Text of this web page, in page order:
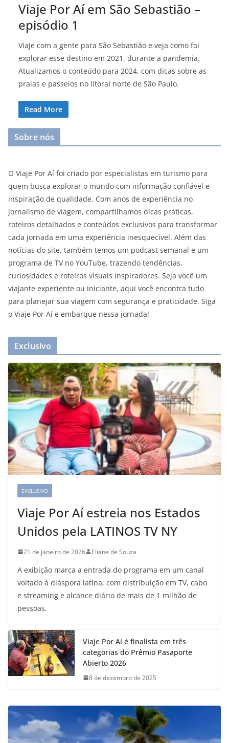
Viaje Por Aí em São Sebastião –
episódio 1
Viaje com a gente para São Sebastião e veja como foi
explorar esse destino em 2021, durante a pandemia.
Atualizamos o conteúdo para 2024, com dicas sobre as
praias e passeios no litoral norte de São Paulo.
Read More
Sobre nós
O Viaje Por Aí foi criado por especialistas em turismo para
quem busca explorar o mundo com informação confiável e
inspiração de qualidade. Com anos de experiência no
jornalismo de viagem, compartilhamos dicas práticas,
roteiros detalhados e conteúdos exclusivos para transformar
cada jornada em uma experiência inesquecível. Além das
notícias do site, também temos um podcast semanal e um
programa de TV no YouTube, trazendo tendências,
curiosidades e roteiros visuais inspiradores. Seja você um
viajante experiente ou iniciante, aqui você encontra tudo
para planejar sua viagem com segurança e praticidade. Siga
o Viaje Por Aí e embarque nessa jornada!
Exclusivo
EXCLUSIVO
Viaje Por Aí estreia nos Estados
Unidos pela LATINOS TV NY
21 de janeiro de 2026 Eliane de Souza
A exibição marca a entrada do programa em um canal
voltado à diáspora latina, com distribuição em TV, cabo
e streaming e alcance diário de mais de 1 milhão de
pessoas.
Viaje Por Aí é finalista em três
categorias do Prêmio Pasaporte
Abierto 2026
8 de dezembro de 2025